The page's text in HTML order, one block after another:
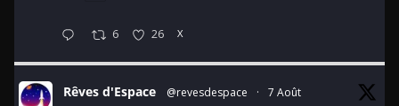
6 26 X
Rêves d'Espace @revesdespace · 7 Août